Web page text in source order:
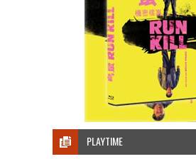
PLAYTIME